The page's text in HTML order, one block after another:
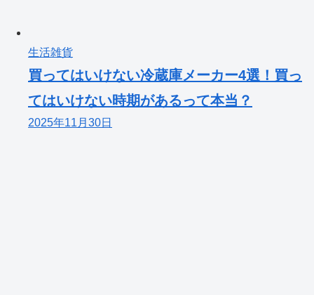
生活雑貨
買ってはいけない冷蔵庫メーカー4選！買っ
てはいけない時期があるって本当？
2025年11月30日